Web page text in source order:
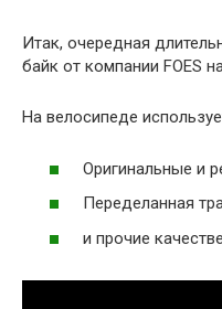
Итак, очередная
байк от компании FOES
На велосипеде
Оригинальные и
Переделанная
и прочие